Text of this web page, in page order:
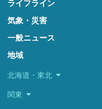
ライフライン
気象・災害
一般ニュース
地域
北海道・東北
関東